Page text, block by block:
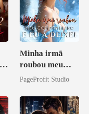
Minha irmã
roubou meu
companheiro e
PageProfit Studio